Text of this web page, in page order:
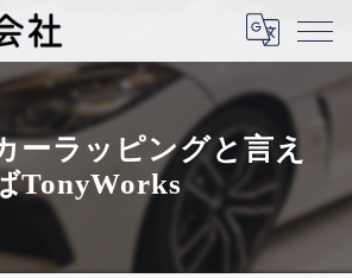
ーラッピングと言え
TonyWorks